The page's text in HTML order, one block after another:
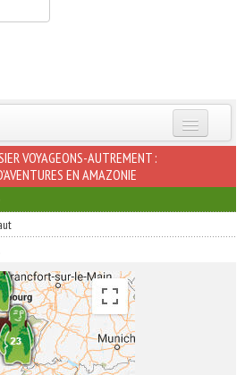
VOUS
VOYAGEONS-AUTREMENT :
EN AMAZONIE